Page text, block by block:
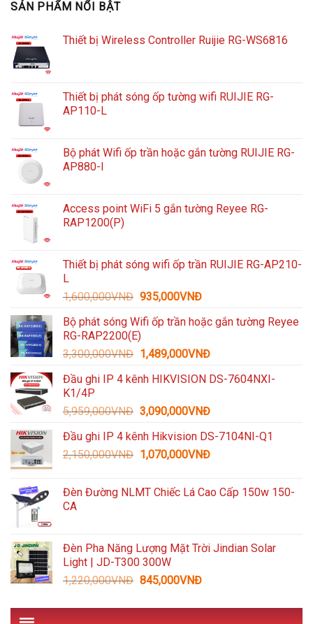
SẢN PHẨM NỔI BẬT
Thiết bị Wireless Controller Ruijie RG-WS6816
Thiết bị phát sóng ốp tường wifi RUIJIE RG-
AP110-L
Bộ phát Wifi ốp trần hoặc gắn tường RUIJIE RG-
AP880-I
Access point WiFi 5 gắn tường Reyee RG-
RAP1200(P)
Thiết bị phát sóng wifi ốp trần RUIJIE RG-AP210-
L
1,600,000VNĐ Giá
là:
1,600,000VNĐ.
935,000VNĐGiá
tại
935,000VNĐ.
Bộ phát sóng Wifi ốp trần hoặc gắn tường Reyee
RG-RAP2200(E)
3,300,000VNĐ Giá
là:
1,489,000VNĐGiá
tại
1,489,000VNĐ.
Đầu ghi IP 4 kênh HIKVISION DS-7604NXI-
K1/4P
5,959,000VNĐ Giá
là:
5,959,000VNĐ.
3,090,000VNĐGiá
tại
là:
Đầu ghi IP 4 kênh Hikvision DS-7104NI-Q1
2,150,000VNĐ Giá
2,150,000VNĐ.
1,070,000VNĐGiá
là:
Đèn Đường NLMT Chiếc Lá Cao Cấp 150w 150-
CA
Đèn Pha Năng Lượng Mặt Trời Jindian Solar
Light | JD-T300 300W
1,220,000VNĐ Giá
là:
845,000VNĐGiá
tại